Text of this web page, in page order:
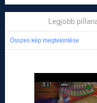
Legjobb
Összes kép megtekintése